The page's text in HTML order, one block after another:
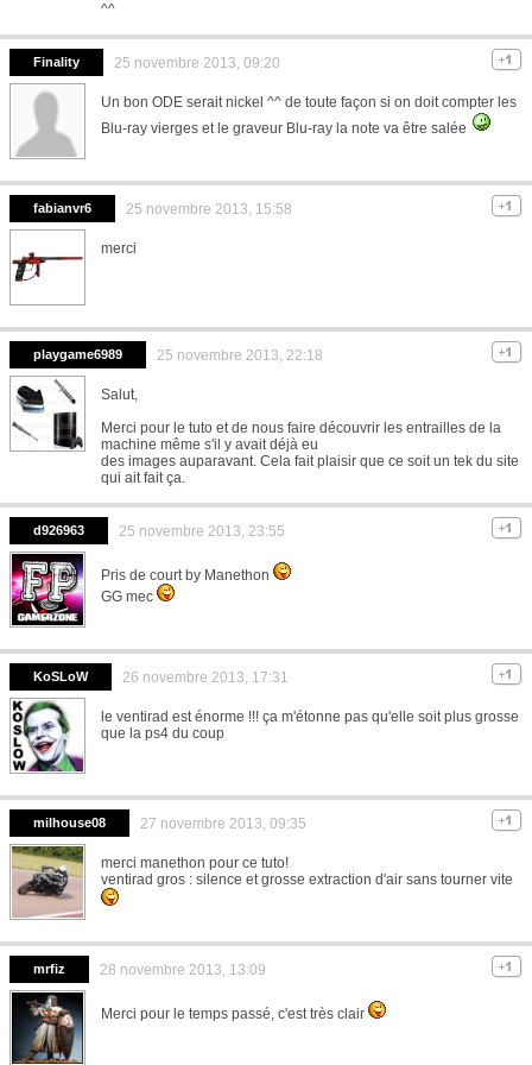
^^
Finality 25 novembre 2013, 09:20
Un bon ODE serait nickel ^^ de toute façon si on doit compter les
Blu-ray vierges et le graveur Blu-ray la note va être salée
fabianvr6 25 novembre 2013, 15:58
merci
playgame6989 25 novembre 2013, 22:18
Salut,
Merci pour le tuto et de nous faire découvrir les entrailles de la
machine même s'il y avait déjà eu
des images auparavant. Cela fait plaisir que ce soit un tek du site
qui ait fait ça.
d926963 25 novembre 2013, 23:55
Pris de court by Manethon
GG mec
KoSLoW 26 novembre 2013, 17:31
le ventirad est énorme !!! ça m'étonne pas qu'elle soit plus grosse
que la ps4 du coup
milhouse08 27 novembre 2013, 09:35
merci manethon pour ce tuto!
ventirad gros : silence et grosse extraction d'air sans tourner vite
mrfiz 28 novembre 2013, 13:09
Merci pour le temps passé, c'est très clair